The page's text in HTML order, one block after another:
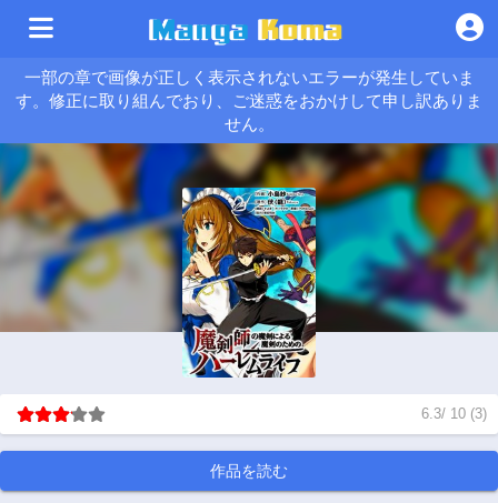
一部の章で画像が正しく表示されないエラーが発生していま
す。修正に取り組んでおり、ご迷惑をおかけして申し訳ありま
せん。
6.3/ 10 (3)
作品を読む